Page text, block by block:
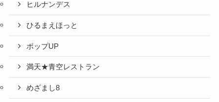
ヒルナンデス
ひるまえほっと
ポップUP
満天★青空レストラン
めざまし8